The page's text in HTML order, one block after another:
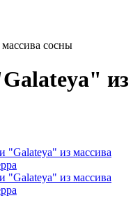
сосны
из